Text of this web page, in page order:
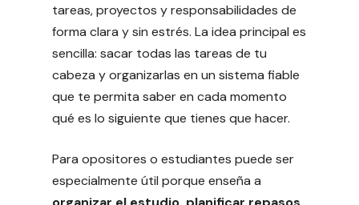
tareas, proyectos y responsabilidades de
forma clara y sin estrés. La idea principal es
sencilla: sacar todas las tareas de tu
cabeza y organizarlas en un sistema fiable
que te permita saber en cada momento
qué es lo siguiente que tienes que hacer.
Para opositores o estudiantes puede ser
especialmente útil porque enseña a